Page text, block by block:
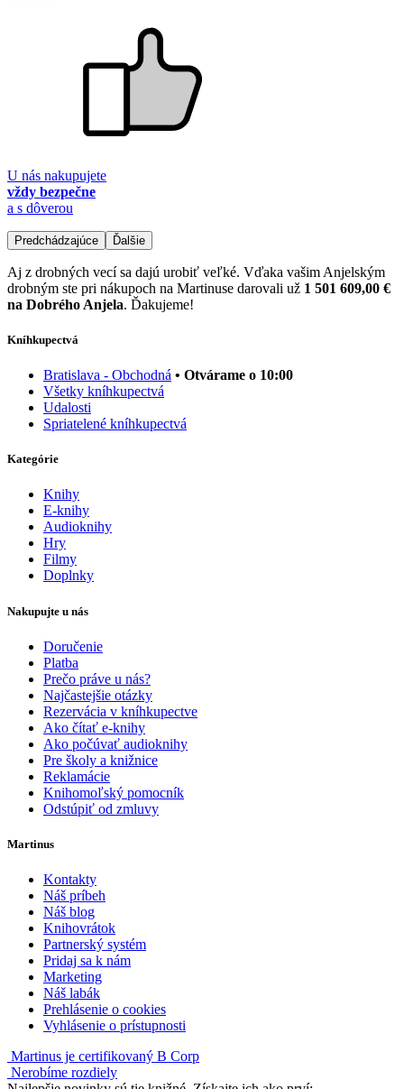
U nás nakupujete
vždy bezpečne
a s dôverou
Predchádzajúce Ďalšie
Aj z drobných vecí sa dajú urobiť veľké. Vďaka vašim Anjelským
drobným ste pri nákupoch na Martinuse darovali už 1 501 609,00 €
na Dobrého Anjela. Ďakujeme!
Kníhkupectvá
Bratislava - Obchodná • Otvárame o 10:00
Všetky kníhkupectvá
Udalosti
Spriatelené kníhkupectvá
Kategórie
Knihy
E-knihy
Audioknihy
Hry
Filmy
Doplnky
Nakupujte u nás
Doručenie
Platba
Prečo práve u nás?
Najčastejšie otázky
Rezervácia v kníhkupectve
Ako čítať e-knihy
Ako počúvať audioknihy
Pre školy a knižnice
Reklamácie
Knihomoľský pomocník
Odstúpiť od zmluvy
Martinus
Kontakty
Náš príbeh
Náš blog
Knihovrátok
Partnerský systém
Pridaj sa k nám
Marketing
Náš labák
Prehlásenie o cookies
Vyhlásenie o prístupnosti
Martinus je certifikovaný B Corp
Nerobíme rozdiely